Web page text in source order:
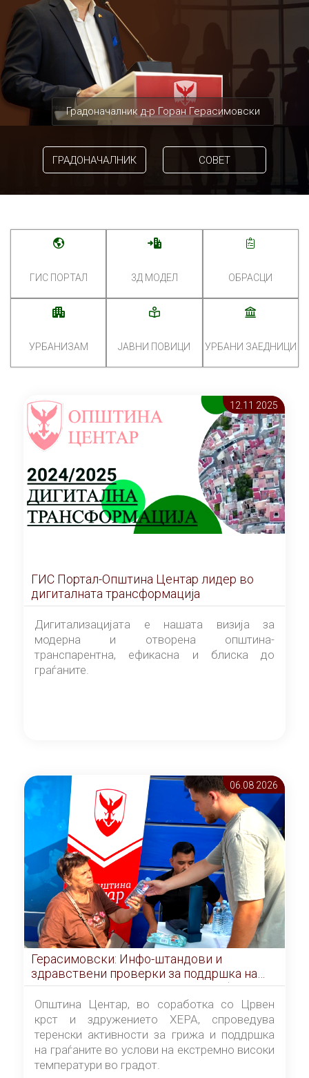
Градоначалник д-р Горан Герасимовски
ГРАДОНАЧАЛНИК СОВЕТ
ГИС ПОРТАЛ 3Д МОДЕЛ ОБРАСЦИ
УРБАНИЗАМ ЈАВНИ ПОВИЦИ УРБАНИ ЗАЕДНИЦИ
12.11 2025
ГИС Портал-Општина Центар лидер во
дигиталната трансформација
Дигитализацијата е нашата визија за
модерна и отворена општина-
транспарентна, ефикасна и блиска до
граѓаните.
06.08 2026
Герасимовски: Инфо-штандови и
здравствени проверки за поддршка на
граѓаните во услови на топлотен бран
Општина Центар, во соработка со Црвен
крст и здружението ХЕРА, спроведува
теренски активности за грижа и поддршка
на граѓаните во услови на екстремно високи
температури во градот.